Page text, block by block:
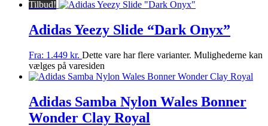
Tilbud!
Adidas Yeezy Slide “Dark Onyx”
Fra: 1.449 kr. Dette vare har flere varianter. Mulighederne kan
vælges på varesiden
Adidas Samba Nylon Wales Bonner
Wonder Clay Royal